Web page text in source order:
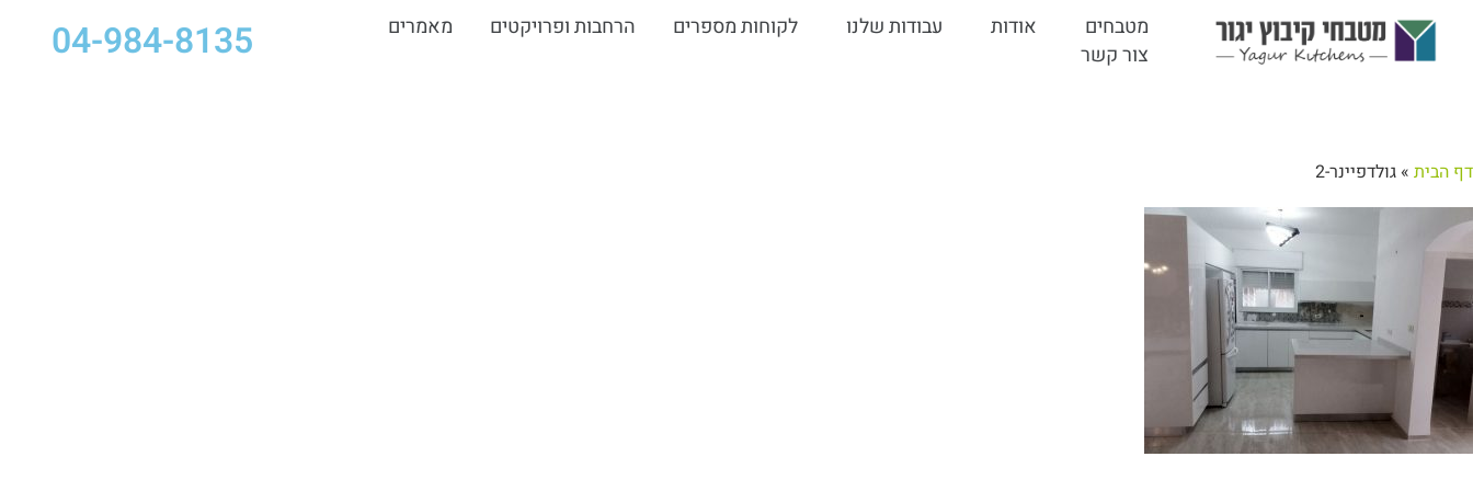
מטבחים אודות עבודות שלנו לקוחות מספרים הרחבות ופרויקטים
מאמרים
צור קשר
04-984-8135
דף הבית » גולדפיינר-2